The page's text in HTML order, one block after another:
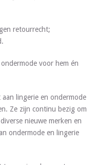
retourrecht;
voor hem én
lingerie en ondermode
Ze zijn continu bezig om
nieuwe merken en
ondermode en lingerie